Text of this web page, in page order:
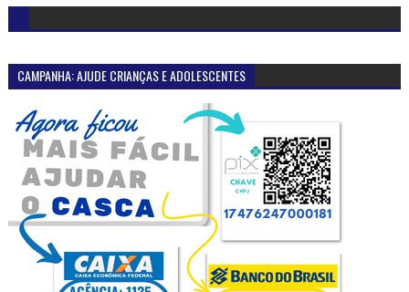
CAMPANHA: AJUDE CRIANÇAS E ADOLESCENTES